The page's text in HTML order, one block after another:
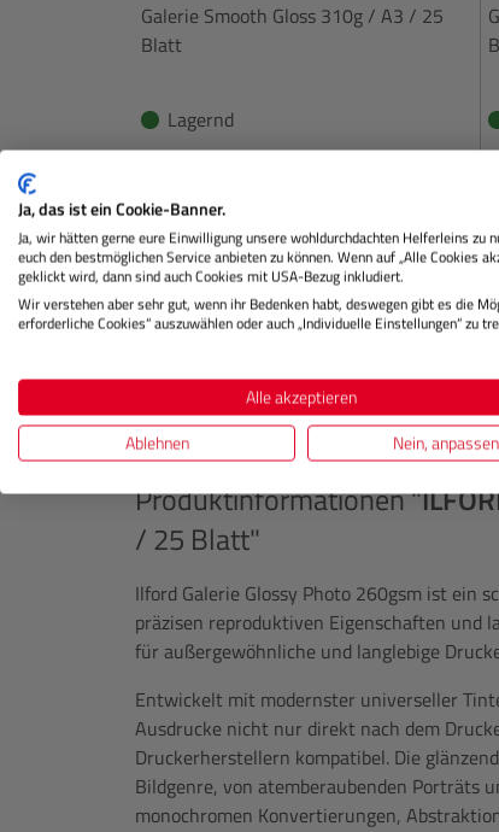
Galerie Smooth Gloss 310g / A3 / 25
Blatt
Lagernd
Preis
Regulärer
IN DEN WARENKORB
Beschreibung
Produktinformationen "
/ 25 Blatt"
Ilford Galerie Glossy Photo 260gsm ist ein
präzisen reproduktiven Eigenschaften und
für außergewöhnliche und langlebige
Entwickelt mit modernster universeller
Ausdrucke nicht nur direkt nach dem
Druckerherstellern kompatibel. Die
Bildgenre, von atemberaubenden Porträts
monochromen Konvertierungen,
Ja, das ist ein Cookie-Banner.
Ja, wir hätten gerne eure Einwilligung unsere wohldurchdachten Helferleins zu
euch den bestmöglichen Service anbieten zu können. Wenn auf „Alle Cookies
geklickt wird, dann sind auch Cookies mit USA-Bezug inkludiert.
Wir verstehen aber sehr gut, wenn ihr Bedenken habt, deswegen gibt es die
erforderliche Cookies“ auszuwählen oder auch „Individuelle Einstellungen“ zu
Alle akzeptieren
Ablehnen
Nein, anpassen